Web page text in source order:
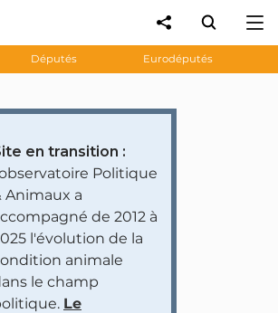
Députés Eurodéputés
en transition :
Politique
Animaux a
de 2012 à
l'évolution de la
animale
le champ
Le